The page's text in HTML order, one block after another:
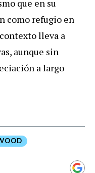
que en su
como refugio en
lleva a
aunque sin
a largo